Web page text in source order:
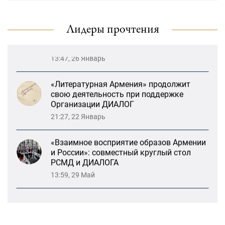
Лидеры прочтения
13:47, 26 Январь
«Литературная Армения» продолжит
свою деятельность при поддержке
Организации ДИАЛОГ
21:27, 22 Январь
«Взаимное восприятие образов Армении
и России»: совместный круглый стол
РСМД и ДИАЛОГА
13:59, 29 Май
Возрождение Степанакертского русского
карабахских соотечественников в